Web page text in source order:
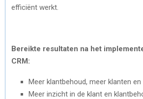
efficiënt werkt.
Bereikte resultaten na het
CRM:
Meer klantbehoud, meer klanten
Meer inzicht in de klant en